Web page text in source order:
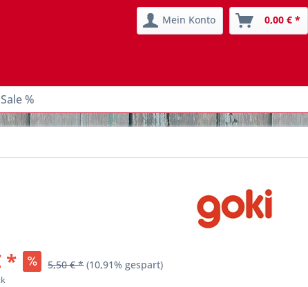
Mein Konto 0,00 € *
%
* 5,50 € * (10,91% gespart)